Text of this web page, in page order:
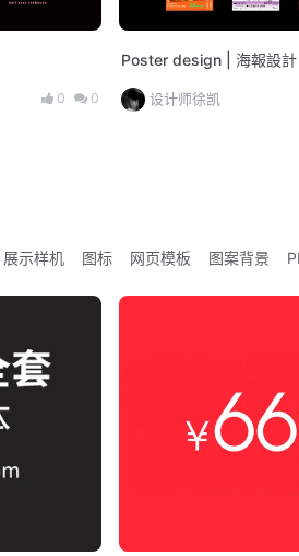
0 0
Poster design | 海報設計
设计师徐凯
展示样机 图标 网页模板 图案背景